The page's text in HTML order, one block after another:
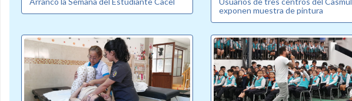
exponen muestra de pintura